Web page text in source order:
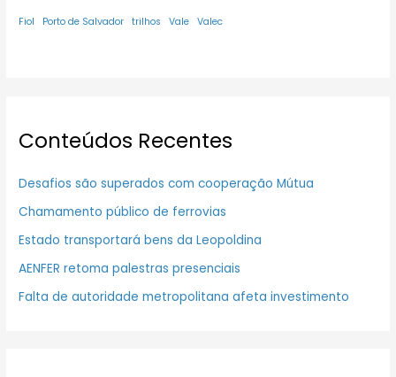
Fiol Porto de Salvador trilhos Vale Valec
Conteúdos Recentes
Desafios são superados com cooperação Mútua
Chamamento público de ferrovias
Estado transportará bens da Leopoldina
AENFER retoma palestras presenciais
Falta de autoridade metropolitana afeta investimento